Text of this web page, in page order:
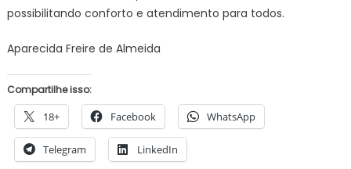
possibilitando conforto e atendimento para todos.
Aparecida Freire de Almeida
Compartilhe isso:
18+ Facebook WhatsApp
Telegram LinkedIn